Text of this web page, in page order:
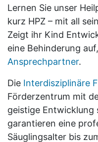
Lernen Sie unser
kurz HPZ – mit all
​​​​​​​Zeigt ihr Kind
eine Behinderung
Ansprechpartner.
Die Interdisziplinäre
Förderzentrum mit
geistige Entwicklung
garantieren eine
Säuglingsalter bis